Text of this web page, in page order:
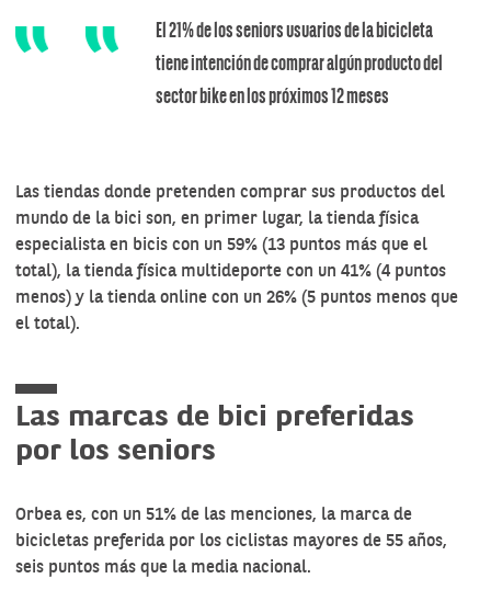
El 21% de los seniors usuarios de la bicicleta
tiene intención de comprar algún producto del
sector bike en los próximos 12 meses
Las tiendas donde pretenden comprar sus productos del
mundo de la bici son, en primer lugar, la tienda física
especialista en bicis con un 59% (13 puntos más que el
total), la tienda física multideporte con un 41% (4 puntos
menos) y la tienda online con un 26% (5 puntos menos que
el total).
Las marcas de bici preferidas
por los seniors
Orbea es, con un 51% de las menciones, la marca de
bicicletas preferida por los ciclistas mayores de 55 años,
seis puntos más que la media nacional.